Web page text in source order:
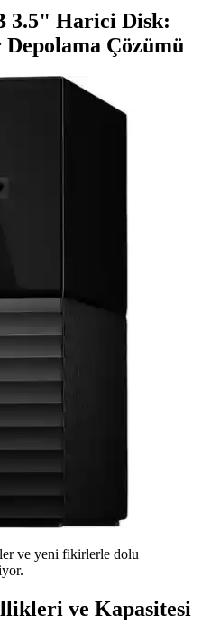
3.5" Harici Disk:
Çözümü
ve yeni fikirlerle dolu
ve Kapasitesi